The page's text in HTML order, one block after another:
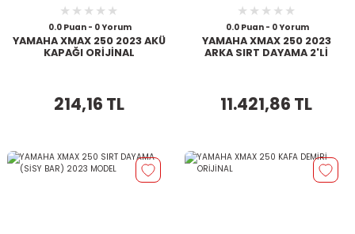
0.0 Puan - 0 Yorum
YAMAHA XMAX 250 2023 AKÜ
KAPAĞI ORİJİNAL
214,16 TL
0.0 Puan - 0 Yorum
YAMAHA XMAX 250 2023
ARKA SIRT DAYAMA 2'Lİ
11.421,86 TL